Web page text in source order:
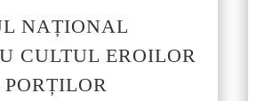
NAȚIONAL
CULTUL EROILOR